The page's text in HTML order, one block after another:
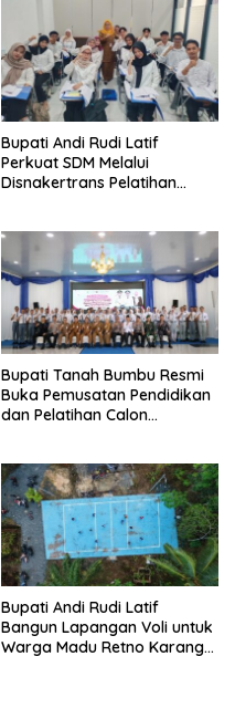
Bupati Andi Rudi Latif
Perkuat SDM Melalui
Disnakertrans Pelatihan
Bupati Tanah Bumbu Resmi
Buka Pemusatan Pendidikan
dan Pelatihan Calon
Bupati Andi Rudi Latif
Bangun Lapangan Voli untuk
Warga Madu Retno Karang